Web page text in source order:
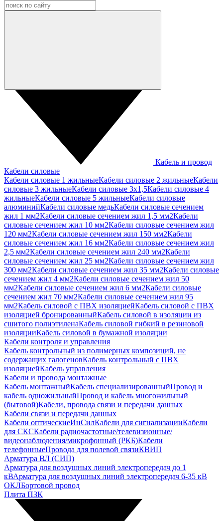
Кабель и провод
Кабели силовые
Кабели силовые 1 жильныеКабели силовые 2 жильныеКабели
силовые 3 жильныеКабели силовые 3х1,5Кабели силовые 4
жильныеКабели силовые 5 жильныеКабели силовые
алюминийКабели силовые медьКабели силовые сечением
жил 1 мм2Кабели силовые сечением жил 1,5 мм2Кабели
силовые сечением жил 10 мм2Кабели силовые сечением жил
120 мм2Кабели силовые сечением жил 150 мм2Кабели
силовые сечением жил 16 мм2Кабели силовые сечением жил
2,5 мм2Кабели силовые сечением жил 240 мм2Кабели
силовые сечением жил 25 мм2Кабели силовые сечением жил
300 мм2Кабели силовые сечением жил 35 мм2Кабели силовые
сечением жил 4 мм2Кабели силовые сечением жил 50
мм2Кабели силовые сечением жил 6 мм2Кабели силовые
сечением жил 70 мм2Кабели силовые сечением жил 95
мм2Кабель силовой с ПВХ изоляциейКабель силовой с ПВХ
изоляцией бронированныйКабель силовой в изоляции из
сшитого полиэтиленаКабель силовой гибкий в резиновой
изоляцииКабель силовой в бумажной изоляции
Кабели контроля и управления
Кабель контрольный из полимерных композиций, не
содержащих галогеновКабель контрольный с ПВХ
изоляциейКабель управления
Кабели и провода монтажные
Кабель монтажныйКабель специализированныйПровод и
кабель одножильныйПровод и кабель многожильный
(бытовой)Кабели, провода связи и передачи данных
Кабели связи и передачи данных
Кабели оптическиеИнСилКабели для сигнализацииКабели
для СКСКабели радиочастотные/телевизионные/
видеонаблюдения/микрофонный (РКБ)Кабели
телефонныеПровода для полевой связиКВИП
Арматура ВЛ (СИП)
Арматура для воздушных линий электропередач до 1
кВАрматура для воздушных линий электропередач 6-35 кВ
ОКЛБортовой провод
Плита ПЗК